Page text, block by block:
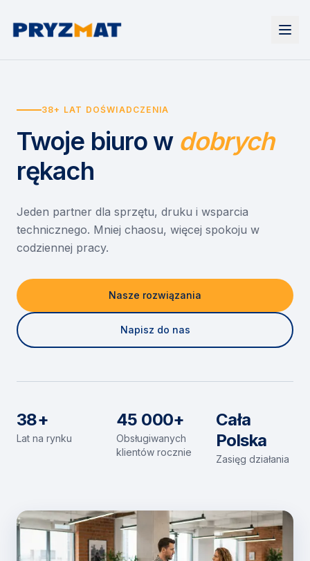
Urządzenia
Drukarki i urządzenia wielofunkcyjne
Etykiety i identyfikacja
Skanery i obieg dokumentów
Monitory interaktywne
Niszczarki dokumentów
Wynajem drukarek
Wynajem urządzeń biurowych
Asystent druku
EZD RP
Misja szkoła
Serwis
O nas
Kontakt
38+ LAT DOŚWIADCZENIA
Twoje biuro w dobrych
rękach
Jeden partner dla sprzętu, druku i wsparcia
technicznego. Mniej chaosu, więcej spokoju w
codziennej pracy.
Nasze rozwiązania
Napisz do nas
38+
Lat na rynku
45 000+
Obsługiwanych
klientów rocznie
Cała
Polska
Zasięg działania